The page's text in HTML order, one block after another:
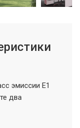
эмиссии Е1
два